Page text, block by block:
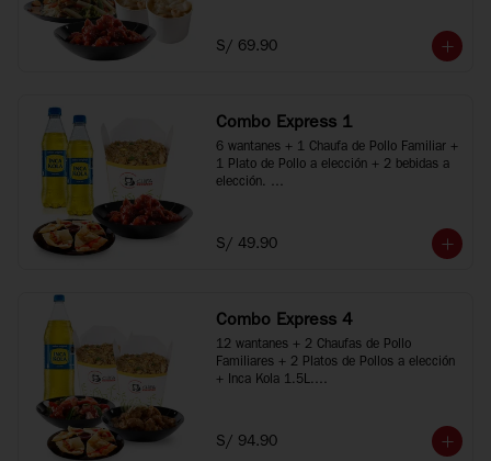
personas
*Imágenes referenciales
S/ 69.90
Combo Express 1
6 wantanes + 1 Chaufa de Pollo Familiar +
1 Plato de Pollo a elección + 2 bebidas a
elección.
S/ 49.90
Combo Express 4
12 wantanes + 2 Chaufas de Pollo
Familiares + 2 Platos de Pollos a elección
+ Inca Kola 1.5L.
*Imágenes referenciales
S/ 94.90